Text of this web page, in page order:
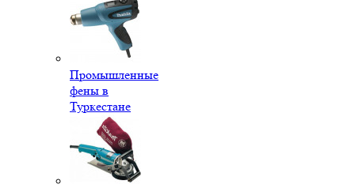
Промышленные
фены в
Туркестане